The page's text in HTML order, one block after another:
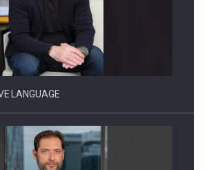
the Future of Protein Demand
LANGUAGE